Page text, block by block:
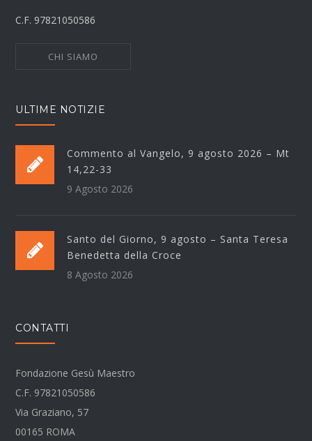
C.F. 97821050586
CHI SIAMO
ULTIME NOTIZIE
Commento al Vangelo, 9 agosto 2026 – Mt
14,22-33
9 Agosto 2026
Santo del Giorno, 9 agosto – Santa Teresa
Benedetta della Croce
8 Agosto 2026
CONTATTI
Fondazione Gesù Maestro
C.F. 97821050586
Via Graziano, 57
00165 ROMA